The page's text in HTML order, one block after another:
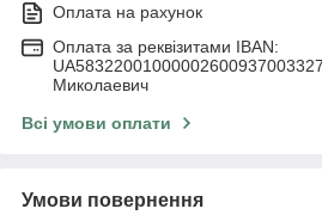
Оплата на рахунок
Оплата за реквізитами IBAN:
Миколаевич
Всі умови оплати
Умови повернення